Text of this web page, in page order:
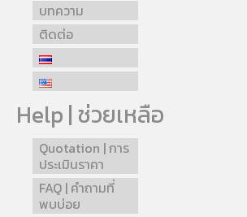
บทความ
ติดต่อ
Help | ช่วยเหลือ
Quotation | การ
ประเมินราคา
FAQ | คำถามที่
พบบ่อย